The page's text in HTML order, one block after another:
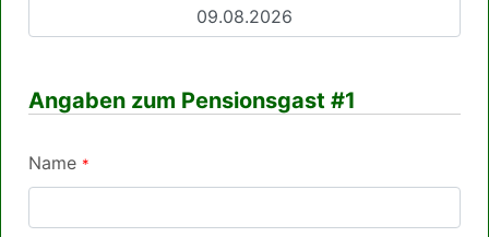
Angaben zum Pensionsgast #1
Name *